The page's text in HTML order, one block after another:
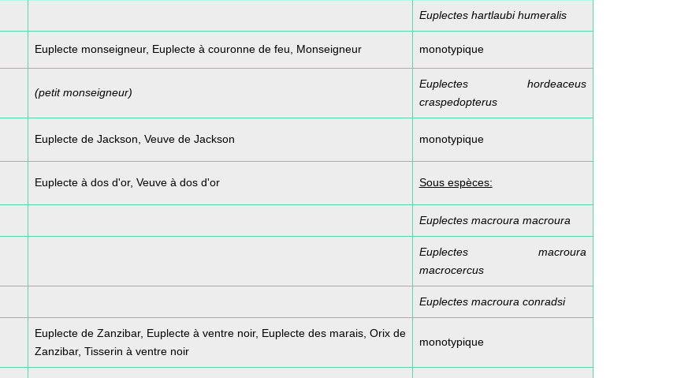
Euplectes hartlaubi humeralis
Euplecte monseigneur, Euplecte à couronne de feu, Monseigneur monotypique
(petit monseigneur)
Euplectes hordeaceus
craspedopterus
Euplecte de Jackson, Veuve de Jackson monotypique
Euplecte à dos d'or, Veuve à dos d'or Sous espèces:
Euplectes macroura macroura
Euplectes macroura
macrocercus
Euplectes macroura conradsi
Euplecte de Zanzibar, Euplecte à ventre noir, Euplecte des marais, Orix de
Zanzibar, Tisserin à ventre noir
monotypique